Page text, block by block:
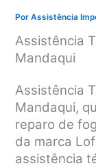
PorAssistência
Assistência
Mandaqui
Assistência
Mandaqui,
reparo de
da marca
assistência